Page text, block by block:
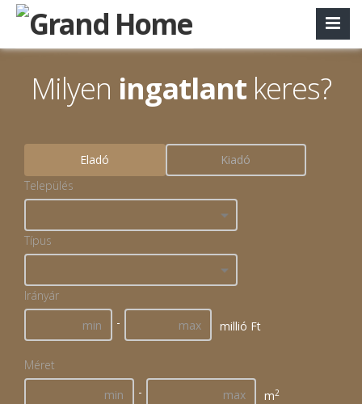
Milyen ingatlant keres?
Eladó
Kiadó
Település
Típus
Irányár
-
millió Ft
Méret
-
m2